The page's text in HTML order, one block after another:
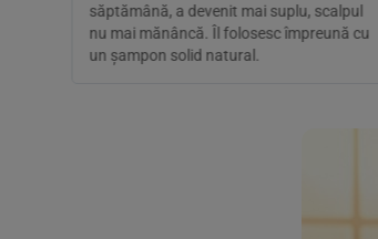
săptămână, a devenit mai suplu, scalpul
nu mai mănâncă. Îl folosesc împreună cu
un șampon solid natural.